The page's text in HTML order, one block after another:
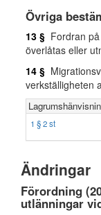
Övriga
13 § Fordran
överlåtas eller
14 §
verkställigheten
1 § 2 st
Ändringar
Förordning
utlänningar